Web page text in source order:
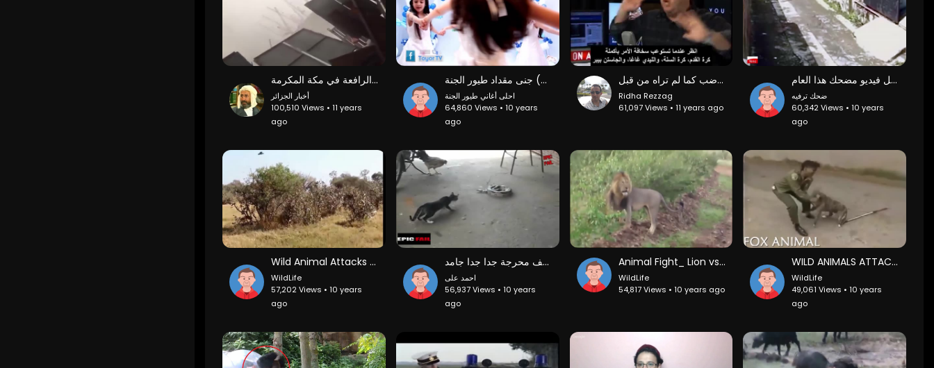
تصوير سقوط الرافعة في مكة المكرمة.
أخبار الجزائر
100,510 Views • 11 years
ago
‫ماما جابت بيبي (بدون إيقاع) جنى مقداد طيور الجنة‬‎
احلى أغاني طيور الجنة
64,860 Views • 10 years
ago
ألكس جونز غاضب كما لم تراه من قبل !!
Ridha Rezzag
61,097 Views • 11 years ago
ضحك حتى الموت اجمل فيديو مضحك هذا العام
ضحك ترفيه
60,342 Views • 10 years
ago
Wild Animal Attacks #12
WildLife
57,202 Views • 10 years
ago
طرائف مضحكة جدا 2016 اضحك حتى البكاء مواقف محرجة جدا جدا جامد
احمد على
56,937 Views • 10 years
ago
Animal Fight_ Lion vs Lion
WildLife
54,817 Views • 10 years ago
WILD ANIMALS ATTACK HUMAN -- DANGEROUS -- PART 2 -
WildLife
49,061 Views • 10 years
ago